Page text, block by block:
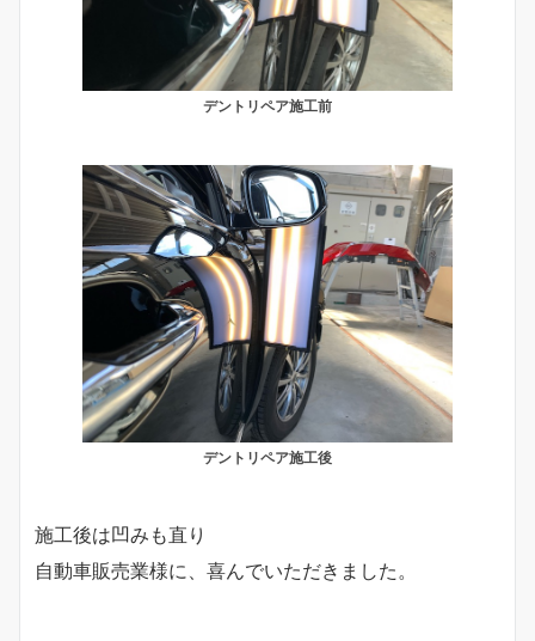
デントリペア施工前
デントリペア施工後
施工後は凹みも直り
自動車販売業様に、喜んでいただきました。